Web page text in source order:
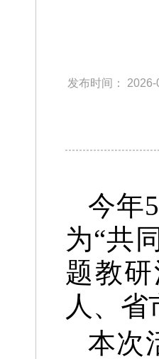
发布时间： 2026-
今年
为“共
题教
人、
本次